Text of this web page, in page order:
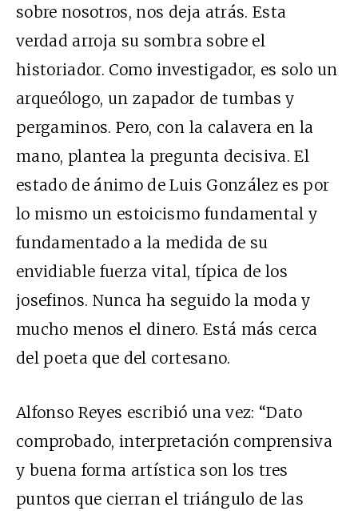
sobre nosotros, nos deja atrás. Esta
verdad arroja su sombra sobre el
historiador. Como investigador, es solo un
arqueólogo, un zapador de tumbas y
pergaminos. Pero, con la calavera en la
mano, plantea la pregunta decisiva. El
estado de ánimo de Luis González es por
lo mismo un estoicismo fundamental y
fundamentado a la medida de su
envidiable fuerza vital, típica de los
josefinos. Nunca ha seguido la moda y
mucho menos el dinero. Está más cerca
del poeta que del cortesano.
Alfonso Reyes escribió una vez: “Dato
comprobado, interpretación comprensiva
y buena forma artística son los tres
puntos que cierran el triángulo de las